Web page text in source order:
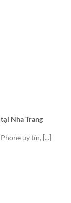
Nha Trang
uy tín, [...]